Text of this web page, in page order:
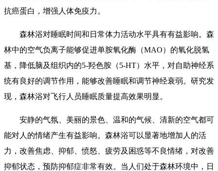
抗癌蛋白，增强人体免疫力。
森林浴对睡眠时间和日常体力活动水平具有有益影响。森
林中的空气负离子能够促进单胺氧化酶（MAO）的氧化脱氢
基，降低脑及组织内的5-羟色胺（5-HT）水平，对自助神经系
统有良好的调节作用，能够改善睡眠和调节神经衰弱。研究发
现，森林浴对飞行人员睡眠质量提高效果明显。
安静的气氛、美丽的景色、温和的气候、清新的空气都可
能对人的情绪产生有益影响。森林浴可以显著地增加人的活
力，改善焦虑、抑郁、愤怒、疲劳及困惑等不良情绪，对改善
抑郁状态，预防抑郁症非常有效。当人们处于森林环境中，日